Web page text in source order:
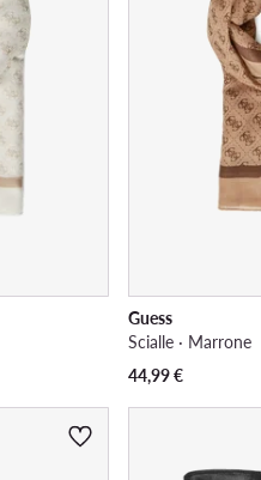
Guess
Scialle · Marrone
44,99€